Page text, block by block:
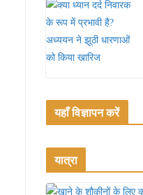
यहाँ विज्ञापन करें
यात्रा